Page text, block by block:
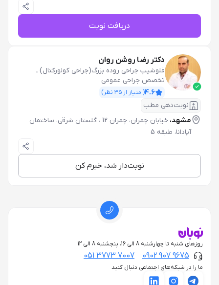
دریافت نوبت
دکتر رضا روشن روان
فلوشیپ جراحی روده بزرگ(جراحی کولورکتال) ـ
تخصص جراحی عمومی
4.6(امتیاز از 35 نظر)
نوبت‌دهی مطب
مشهد،
خیابان چمران، چمران 12 ، گلستان شرقی، ساختمان
آپادانا، طبقه 5
نوبت‌دار شد، خبرم کن
روزهای شنبه تا چهارشنبه 8 الی 16، پنجشنبه 8 الی 12
0902 907 9675
051 3773 7007
ما را در شبکه‌های اجتماعی دنبال کنید